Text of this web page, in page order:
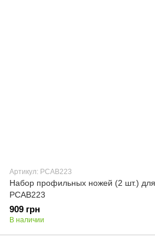
Артикул: PCAB223
Набор профильных ножей (2 шт.)
PCAB223
909 грн
В наличии